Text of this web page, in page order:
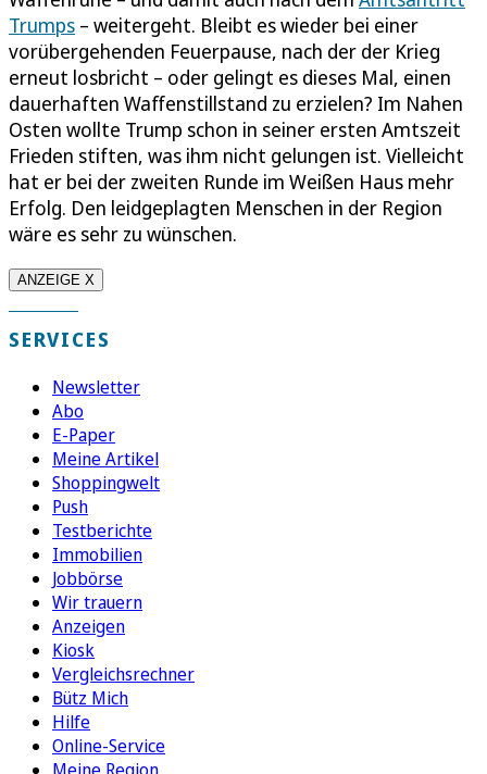
Trumps – weitergeht. Bleibt es wieder bei einer
vorübergehenden Feuerpause, nach der der Krieg
erneut losbricht – oder gelingt es dieses Mal, einen
dauerhaften Waffenstillstand zu erzielen? Im Nahen
Osten wollte Trump schon in seiner ersten Amtszeit
Frieden stiften, was ihm nicht gelungen ist. Vielleicht
hat er bei der zweiten Runde im Weißen Haus mehr
Erfolg. Den leidgeplagten Menschen in der Region
wäre es sehr zu wünschen.
ANZEIGE X
SERVICES
Newsletter
Abo
E-Paper
Meine Artikel
Shoppingwelt
Push
Testberichte
Immobilien
Jobbörse
Wir trauern
Anzeigen
Kiosk
Vergleichsrechner
Bütz Mich
Hilfe
Online-Service
Meine Region